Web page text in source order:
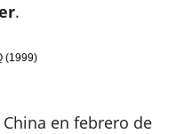
.
(1999)
en febrero de